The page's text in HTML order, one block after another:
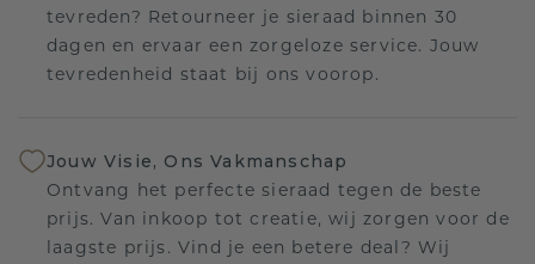
tevreden? Retourneer je sieraad binnen 30
dagen en ervaar een zorgeloze service. Jouw
tevredenheid staat bij ons voorop.
Jouw Visie, Ons Vakmanschap
Ontvang het perfecte sieraad tegen de beste
prijs. Van inkoop tot creatie, wij zorgen voor de
laagste prijs. Vind je een betere deal? Wij